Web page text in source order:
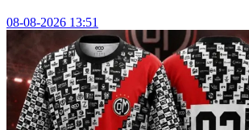
08-08-2026 13:51